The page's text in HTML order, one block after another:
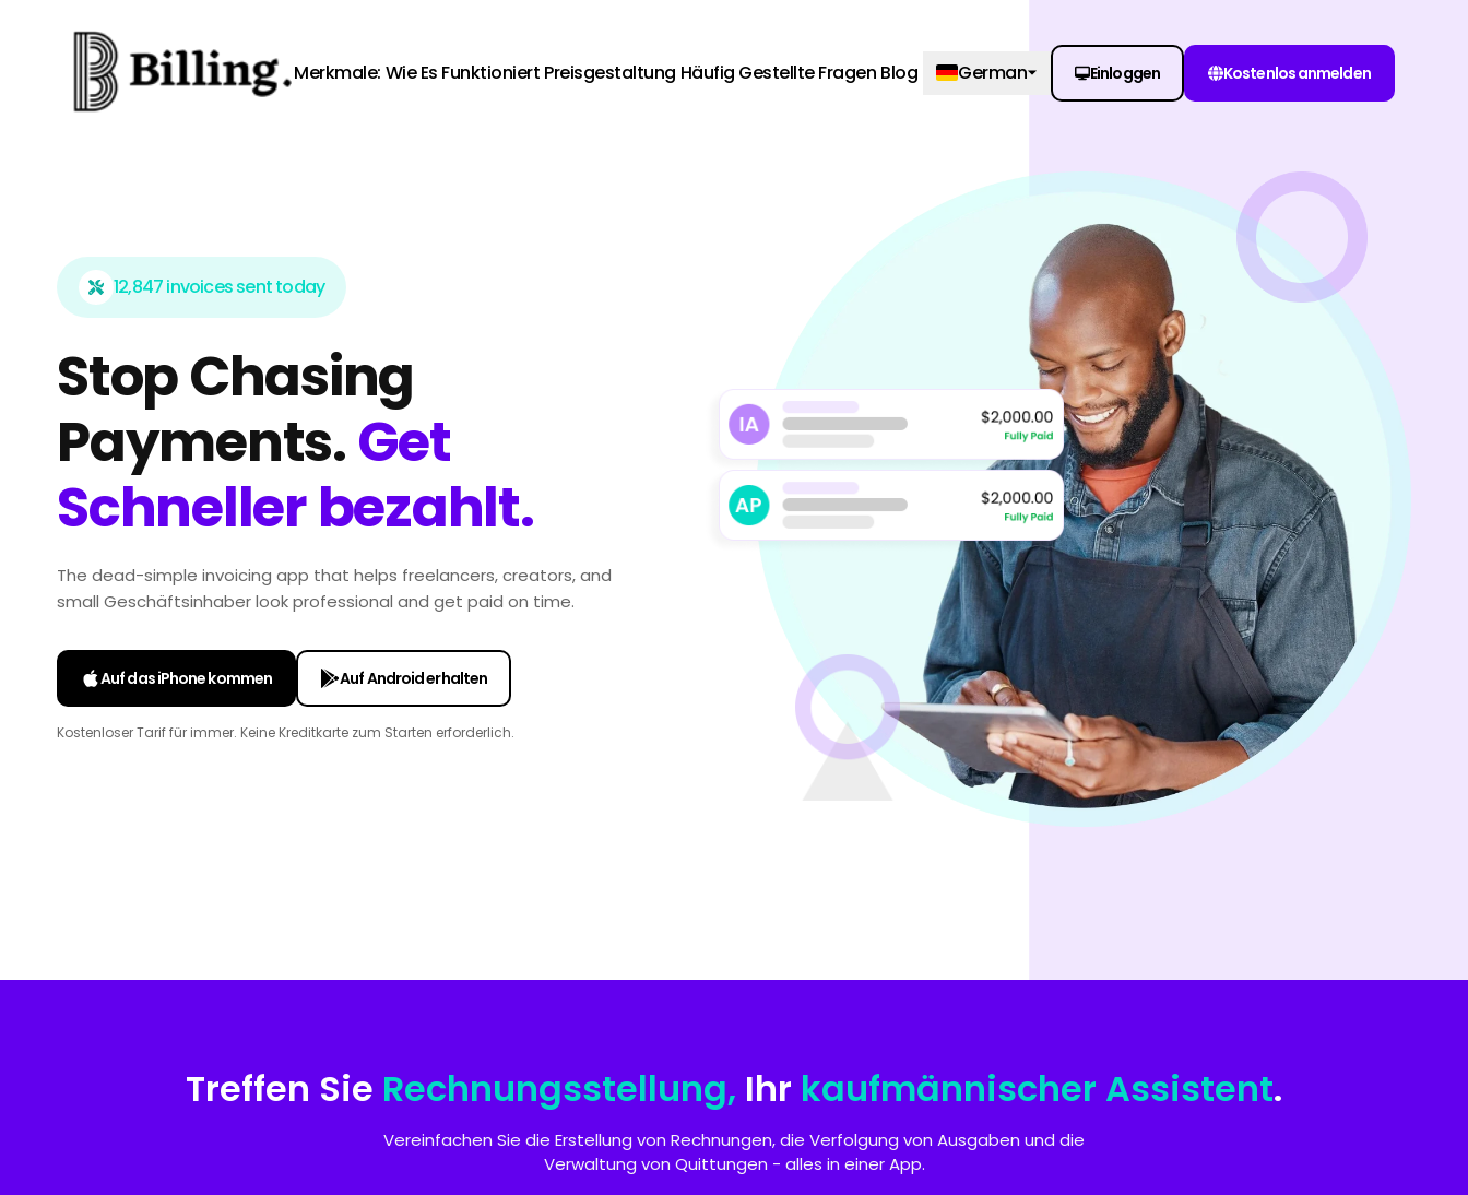
Merkmale: Wie Es Funktioniert Preisgestaltung Häufig Gestellte Fragen Blog German Einloggen Kostenlos anmelden
12,847 invoices sent today
Stop Chasing
Payments.Get
Schneller bezahlt.
The dead-simple invoicing app that helps freelancers, creators, and
small Geschäftsinhaber look professional and get paid on time.
Auf das iPhone kommen Auf Android erhalten
Kostenloser Tarif für immer. Keine Kreditkarte zum Starten erforderlich.
Treffen Sie Rechnungsstellung, Ihr kaufmännischer Assistent.
Vereinfachen Sie die Erstellung von Rechnungen, die Verfolgung von Ausgaben und die
Verwaltung von Quittungen - alles in einer App.